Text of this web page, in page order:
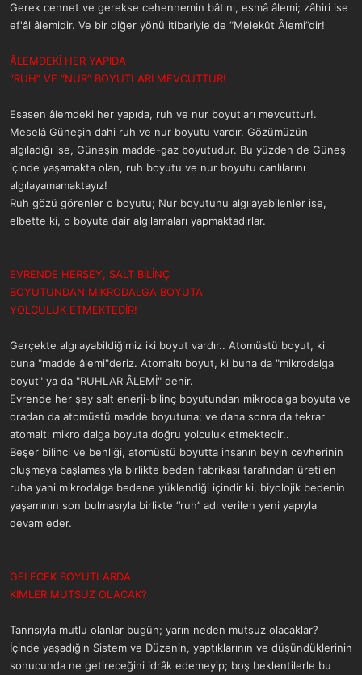
Gerek cennet ve gerekse cehennemin bâtını, esmâ âlemi; zâhiri ise
ef'âl âlemidir. Ve bir diğer yönü itibariyle de “Melekût Âlemi”dir!
ÂLEMDEKİ HER YAPIDA
“RUH” VE “NUR” BOYUTLARI MEVCUTTUR!
Esasen âlemdeki her yapıda, ruh ve nur boyutları mevcuttur!.
Meselâ Güneşin dahi ruh ve nur boyutu vardır. Gözümüzün
algıladığı ise, Güneşin madde-gaz boyutudur. Bu yüzden de Güneş
içinde yaşamakta olan, ruh boyutu ve nur boyutu canlılarını
algılayamamaktayız!
Ruh gözü görenler o boyutu; Nur boyutunu algılayabilenler ise,
elbette ki, o boyuta dair algılamaları yapmaktadırlar.
EVRENDE HERŞEY, SALT BİLİNÇ
BOYUTUNDAN MİKRODALGA BOYUTA
YOLCULUK ETMEKTEDİR!
Gerçekte algılayabildiğimiz iki boyut vardır.. Atomüstü boyut, ki
buna "madde âlemi"deriz. Atomaltı boyut, ki buna da "mikrodalga
boyut" ya da "RUHLAR ÂLEMİ" denir.
Evrende her şey salt enerji-bilinç boyutundan mikrodalga boyuta ve
oradan da atomüstü madde boyutuna; ve daha sonra da tekrar
atomaltı mikro dalga boyuta doğru yolculuk etmektedir..
Beşer bilinci ve benliği, atomüstü boyutta insanın beyin cevherinin
oluşmaya başlamasıyla birlikte beden fabrikası tarafından üretilen
ruha yani mikrodalga bedene yüklendiği içindir ki, biyolojik bedenin
yaşamının son bulmasıyla birlikte ‘’ruh’’ adı verilen yeni yapıyla
devam eder.
GELECEK BOYUTLARDA
KİMLER MUTSUZ OLACAK?
Tanrısıyla mutlu olanlar bugün; yarın neden mutsuz olacaklar?
İçinde yaşadığın Sistem ve Düzenin, yaptıklarının ve düşündüklerinin
sonucunda ne getireceğini idrâk edemeyip; boş beklentilerle bu